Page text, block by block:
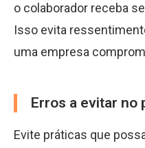
o colaborador receba
Isso evita
uma empresa
Erros a evitar no
Evite práticas que